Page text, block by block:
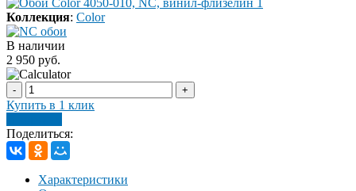
Коллекция: Color
В наличии
2 950 руб.
- +
Купить в 1 клик
Поделиться:
Характеристики